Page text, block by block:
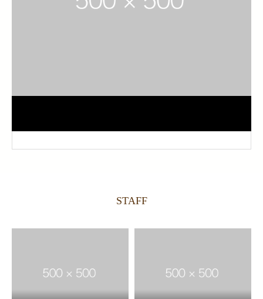
STAFF